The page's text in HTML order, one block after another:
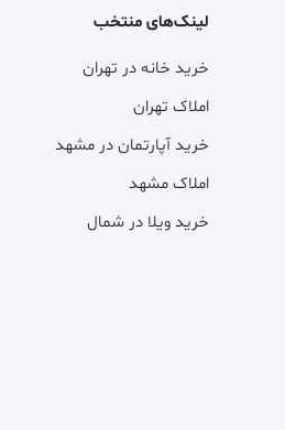
لینک‌های منتخب
خرید خانه در تهران
املاک تهران
خرید آپارتمان در مشهد
املاک مشهد
خرید ویلا در شمال